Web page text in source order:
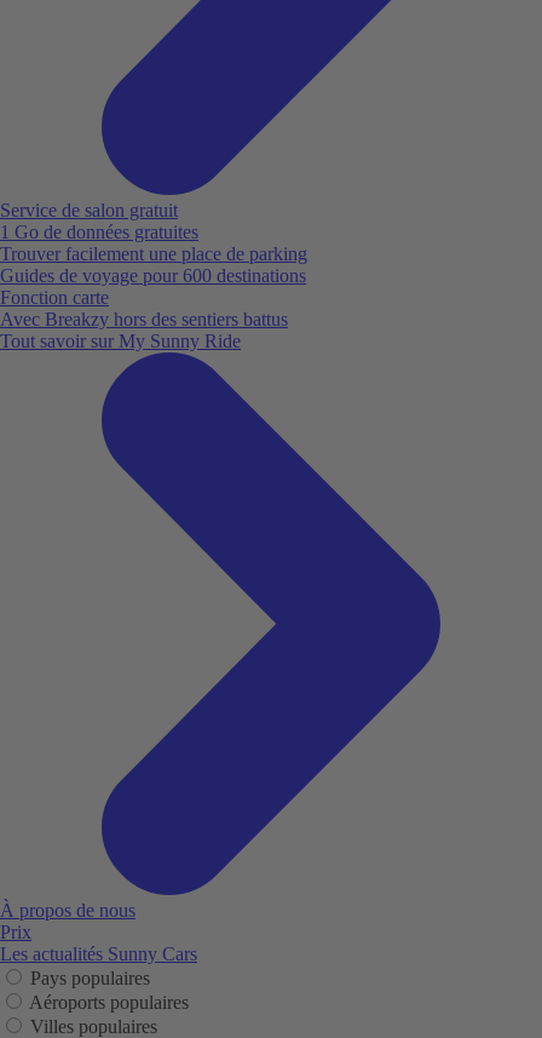
Service de salon gratuit
1 Go de données gratuites
Trouver facilement une place de parking
Guides de voyage pour 600 destinations
Fonction carte
Avec Breakzy hors des sentiers battus
Tout savoir sur My Sunny Ride
À propos de nous
Prix
Les actualités Sunny Cars
Pays populaires
Aéroports populaires
Villes populaires